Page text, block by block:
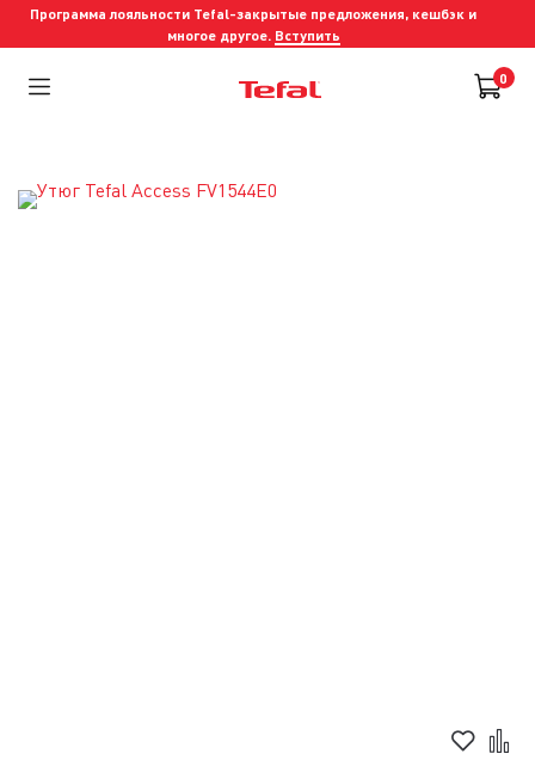
Программа лояльности Tefal-закрытые предложения, кешбэк и
многое другое. Вступить
0